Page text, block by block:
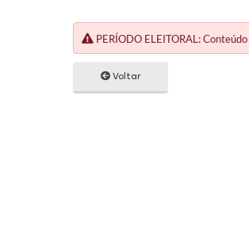
PERÍODO ELEITORAL:
Voltar